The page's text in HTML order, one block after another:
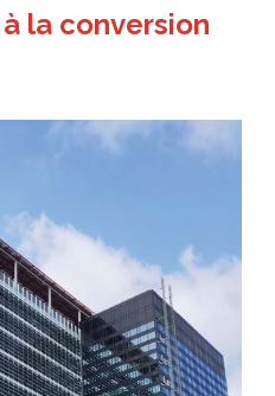
la conversion